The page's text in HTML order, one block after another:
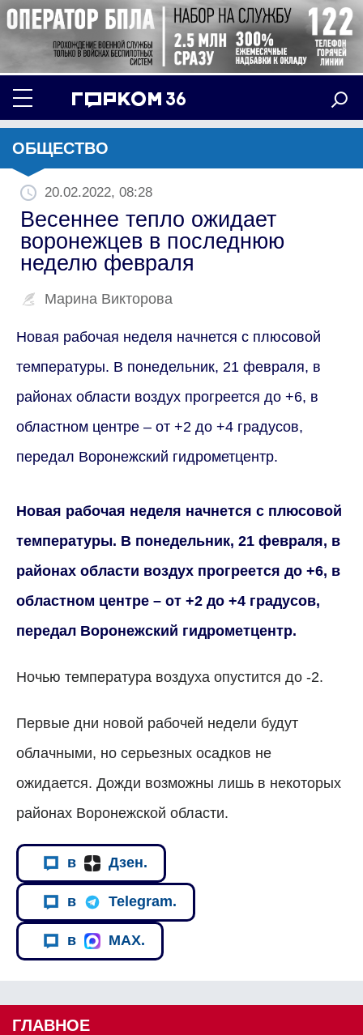
ОБЩЕСТВО
20.02.2022, 08:28
Весеннее тепло ожидает
воронежцев в последнюю
неделю февраля
Марина Викторова
Новая рабочая неделя начнется с плюсовой
температуры. В понедельник, 21 февраля, в
районах области воздух прогреется до +6, в
областном центре – от +2 до +4 градусов,
передал Воронежский гидрометцентр.
Новая рабочая неделя начнется с плюсовой
температуры. В понедельник, 21 февраля, в
районах области воздух прогреется до +6, в
областном центре – от +2 до +4 градусов,
передал Воронежский гидрометцентр.
Ночью температура воздуха опустится до -2.
Первые дни новой рабочей недели будут
облачными, но серьезных осадков не
ожидается. Дожди возможны лишь в некоторых
районах Воронежской области.
в Дзен.
в Telegram.
в MAX.
ГЛАВНОЕ